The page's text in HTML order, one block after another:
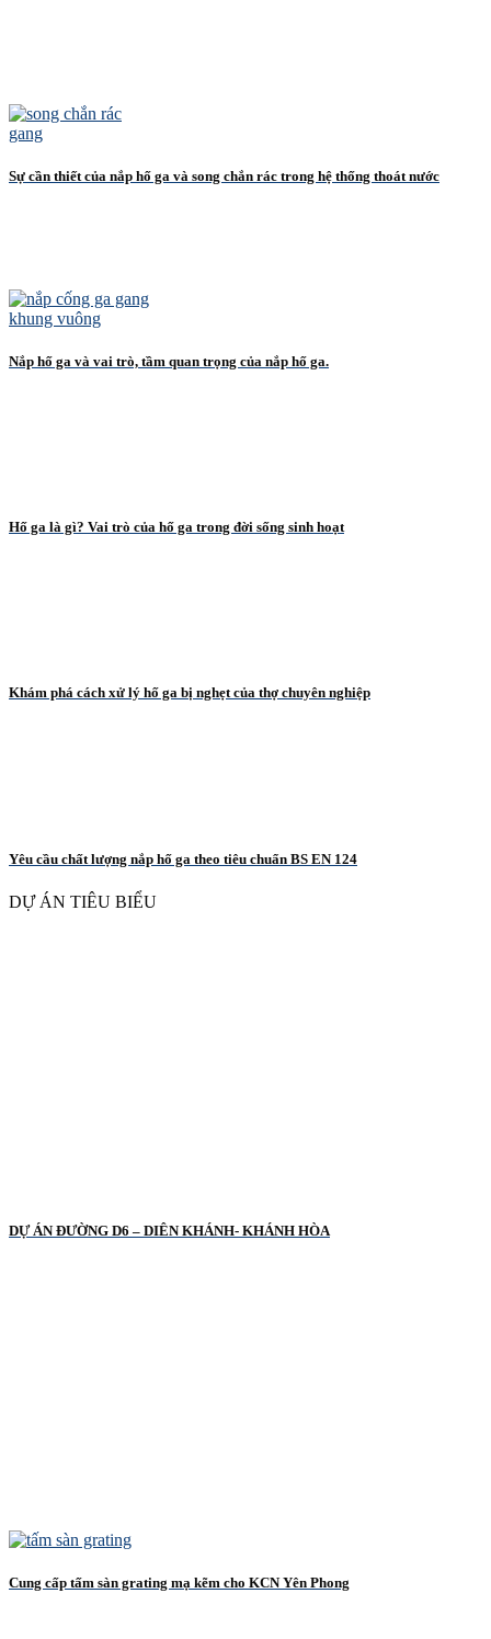
Sự cần thiết của nắp hố ga và song chắn rác trong hệ thống thoát nước
Nắp hố ga và vai trò, tầm quan trọng của nắp hố ga.
Hố ga là gì? Vai trò của hố ga trong đời sống sinh hoạt
Khám phá cách xử lý hố ga bị nghẹt của thợ chuyên nghiệp
Yêu cầu chất lượng nắp hố ga theo tiêu chuẩn BS EN 124
DỰ ÁN TIÊU BIỂU
DỰ ÁN ĐƯỜNG D6 – DIÊN KHÁNH- KHÁNH HÒA
Cung cấp tấm sàn grating mạ kẽm cho KCN Yên Phong